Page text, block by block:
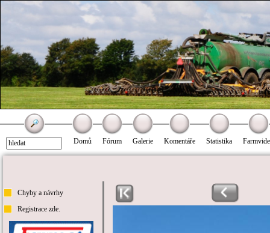
Domů Fórum Galerie Komentáře Statistika
Chyby a návrhy
Registrace zde.